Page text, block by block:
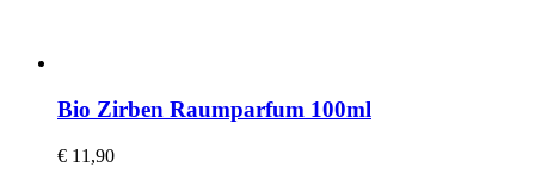
Bio Zirben Raumparfum 100ml
€ 11,90